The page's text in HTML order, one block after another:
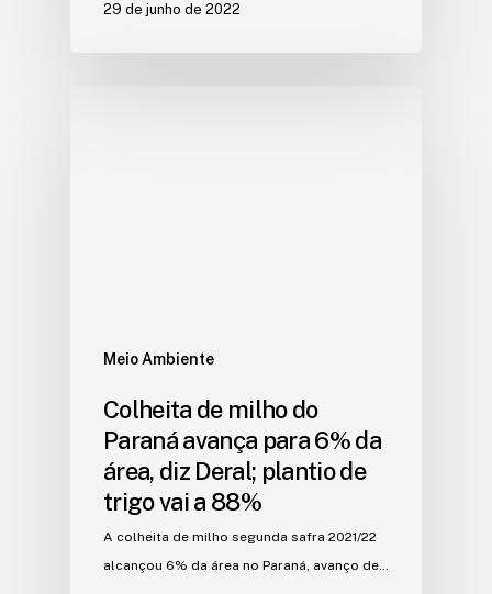
29 de junho de 2022
Meio Ambiente
Colheita de milho do
Paraná avança para 6% da
área, diz Deral; plantio de
trigo vai a 88%
A colheita de milho segunda safra 2021/22
alcançou 6% da área no Paraná, avanço de…